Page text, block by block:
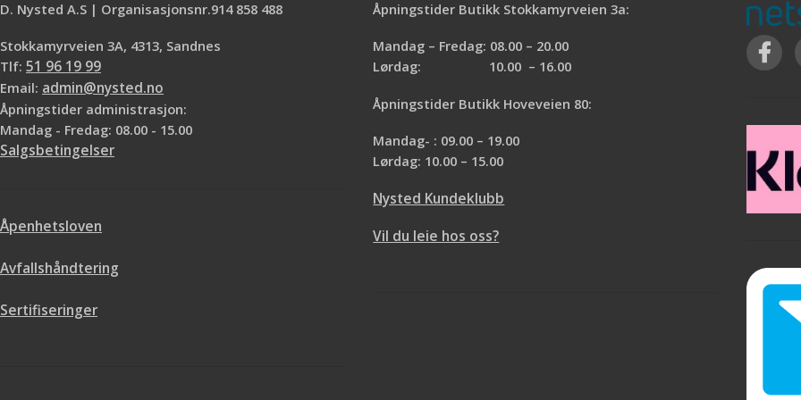
kontakt med klærne. Komfortable
dypt i øregangen. Veier veldig lite, kun 13
g.
D. Nysted A.S | Organisasjonsnr.914 858 488
Stokkamyrveien 3A, 4313, Sandnes
Tlf: 51 96 19 99
Email: admin@nysted.no
Åpningstider administrasjon:
Mandag - Fredag: 08.00 - 15.00
Salgsbetingelser
Åpenhetsloven
Avfallshåndtering
Sertifiseringer
Åpningstider Butikk Stokkamyrveien 3a:
Mandag – Fredag: 08.00 – 20.00
Lørdag: 10.00 – 16.00
Åpningstider Butikk Hoveveien 80:
Mandag- : 09.00 – 19.00
Lørdag: 10.00 – 15.00
Nysted Kundeklubb
Vil du leie hos oss?